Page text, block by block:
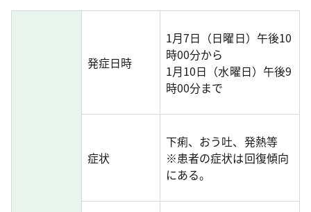
発症日時
1月7日（日曜日）午後10
時00分から
1月10日（水曜日）午後9
時00分まで
症状
下痢、おう吐、発熱等
※患者の症状は回復傾向
にある。